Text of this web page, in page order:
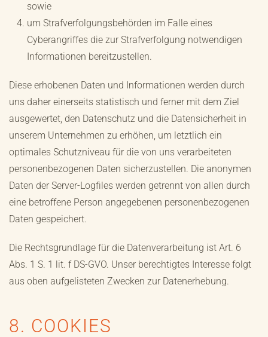
sowie
um Strafverfolgungsbehörden im Falle eines
Cyberangriffes die zur Strafverfolgung notwendigen
Informationen bereitzustellen.
Diese erhobenen Daten und Informationen werden durch
uns daher einerseits statistisch und ferner mit dem Ziel
ausgewertet, den Datenschutz und die Datensicherheit in
unserem Unternehmen zu erhöhen, um letztlich ein
optimales Schutzniveau für die von uns verarbeiteten
personenbezogenen Daten sicherzustellen. Die anonymen
Daten der Server-Logfiles werden getrennt von allen durch
eine betroffene Person angegebenen personenbezogenen
Daten gespeichert.
Die Rechtsgrundlage für die Datenverarbeitung ist Art. 6
Abs. 1 S. 1 lit. f DS-GVO. Unser berechtigtes Interesse folgt
aus oben aufgelisteten Zwecken zur Datenerhebung.
8. COOKIES